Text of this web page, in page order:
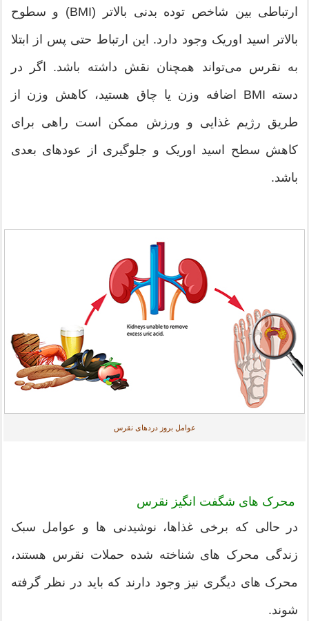
ارتباطی بین شاخص توده بدنی بالاتر (BMI) و سطوح
بالاتر اسید اوریک وجود دارد. این ارتباط حتی پس از ابتلا
به نقرس می‌تواند همچنان نقش داشته باشد. اگر در
دسته BMI اضافه وزن یا چاق هستید، کاهش وزن از
طریق رژیم غذایی و ورزش ممکن است راهی برای
کاهش سطح اسید اوریک و جلوگیری از عودهای بعدی
باشد.
عوامل بروز دردهای نقرس
محرک های شگفت انگیز نقرس
در حالی که برخی غذاها، نوشیدنی ها و عوامل سبک
زندگی محرک های شناخته شده حملات نقرس هستند،
محرک های دیگری نیز وجود دارند که باید در نظر گرفته
شوند.